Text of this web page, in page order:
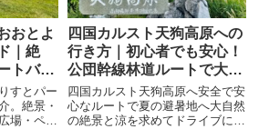
おとよ
｜絶
トバイ
セス情
すとパー
。絶景・
場・ペッ
四国カルスト天狗高原への
行き方｜初心者でも安心！
公団幹線林道ルートで大野
ヶ原まで絶景ドライブ
四国カルスト天狗高原へ安全で安
心なルートで夏の避暑地へ大自然
の絶景と涼を求めてドライブに出